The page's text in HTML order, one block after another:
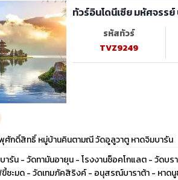
ทัวร์อินโดนีเซีย มหัศจรร
รหัสทัวร์
TVZ9249
กดิ์สิทธิ์ หมู่บ้านคินตามณี วัดอูลูวาตู หาดจิมบารัน
รัน - วัดทามันอายุน - โรงงานช็อคโกแลต - วัดบ
ชะมด - วัดเทมภัคสิริงค์ - อนุสรณ์บาราต้า - หาด